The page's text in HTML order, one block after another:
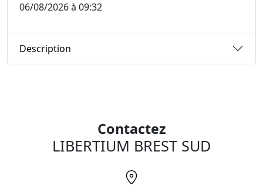
06/08/2026 à 09:32
Description
Contactez
LIBERTIUM BREST SUD